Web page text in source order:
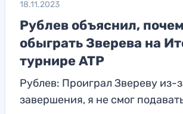
18.11.2023
Рублев объяснил,
обыграть Зверева на
турнире ATP
Рублев: Проиграл Звереву из-
завершения, я не смог